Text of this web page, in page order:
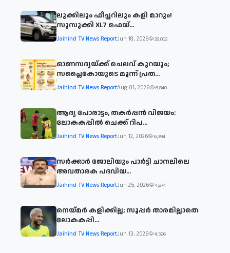
ലുക്കിലും ഫീച്ചറിലും കളി മാറും!
സുസുക്കി XL7 ഫെയ്‌...
Jaihind TV News ReportJun 18, 2026 28,002
ഓണസദ്യയ്ക്ക് ചെലവ് കുറയും;
സപ്ലൈകോയുടെ മൂന്ന് പ്രത...
Jaihind TV News ReportAug 01, 2026 6,840
ആദ്യ പോരാട്ടം, തകർപ്പൻ വിജയം:
ലോകകപ്പിൽ ചെക്ക് റിപ...
Jaihind TV News ReportJun 12, 2026 6,394
സര്‍ക്കാര്‍ ജോലിയും പാര്‍ട്ടി ചാനലിലെ
അവതാരക പദവിയ...
Jaihind TV News ReportJun 25, 2026 4,874
നെയ്മര്‍ കളിക്കില്ല; സൂപ്പര്‍ താരമില്ലാതെ
ലോകകപ്പി...
Jaihind TV News ReportJun 13, 2026 4,596